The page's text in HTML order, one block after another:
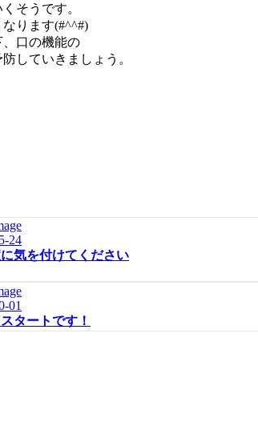
そうです。
ります(#^^#)
口の機能の
していきましょう。
24
気を付けてください
01
タートです！